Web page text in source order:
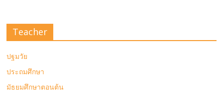
Teacher
ปฐมวัย
ประถมศึกษา
มัธยมศึกษาตอนต้น